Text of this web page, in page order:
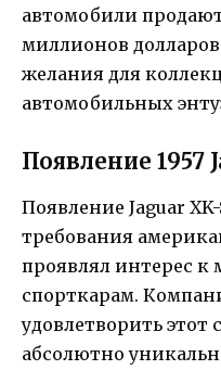
автомобили
миллионов
желания для
автомобильных
Появление 1957
Появление Jaguar
требования
проявлял интерес
спорткарам.
удовлетворить этот
абсолютно